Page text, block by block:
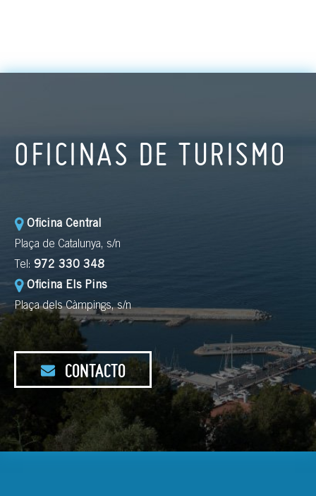
OFICINAS DE TURISMO
Oficina Central
Plaça de Catalunya, s/n
Tel: 972 330 348
Oficina Els Pins
Plaça dels Càmpings, s/n
CONTACTO